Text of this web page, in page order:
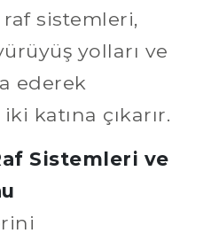
sistemleri,
yolları ve
ederek
katına çıkarır.
Sistemleri ve